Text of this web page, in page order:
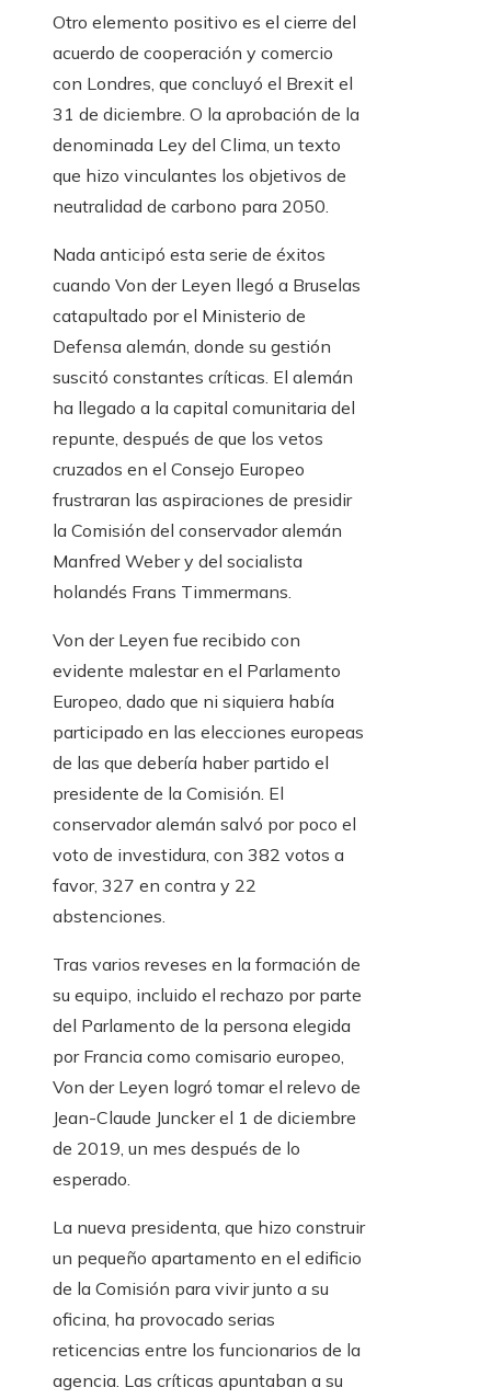
Otro elemento positivo es el cierre del
acuerdo de cooperación y comercio
con Londres, que concluyó el Brexit el
31 de diciembre. O la aprobación de la
denominada Ley del Clima, un texto
que hizo vinculantes los objetivos de
neutralidad de carbono para 2050.
Nada anticipó esta serie de éxitos
cuando Von der Leyen llegó a Bruselas
catapultado por el Ministerio de
Defensa alemán, donde su gestión
suscitó constantes críticas. El alemán
ha llegado a la capital comunitaria del
repunte, después de que los vetos
cruzados en el Consejo Europeo
frustraran las aspiraciones de presidir
la Comisión del conservador alemán
Manfred Weber y del socialista
holandés Frans Timmermans.
Von der Leyen fue recibido con
evidente malestar en el Parlamento
Europeo, dado que ni siquiera había
participado en las elecciones europeas
de las que debería haber partido el
presidente de la Comisión. El
conservador alemán salvó por poco el
voto de investidura, con 382 votos a
favor, 327 en contra y 22
abstenciones.
Tras varios reveses en la formación de
su equipo, incluido el rechazo por parte
del Parlamento de la persona elegida
por Francia como comisario europeo,
Von der Leyen logró tomar el relevo de
Jean-Claude Juncker el 1 de diciembre
de 2019, un mes después de lo
esperado.
La nueva presidenta, que hizo construir
un pequeño apartamento en el edificio
de la Comisión para vivir junto a su
oficina, ha provocado serias
reticencias entre los funcionarios de la
agencia. Las críticas apuntaban a su